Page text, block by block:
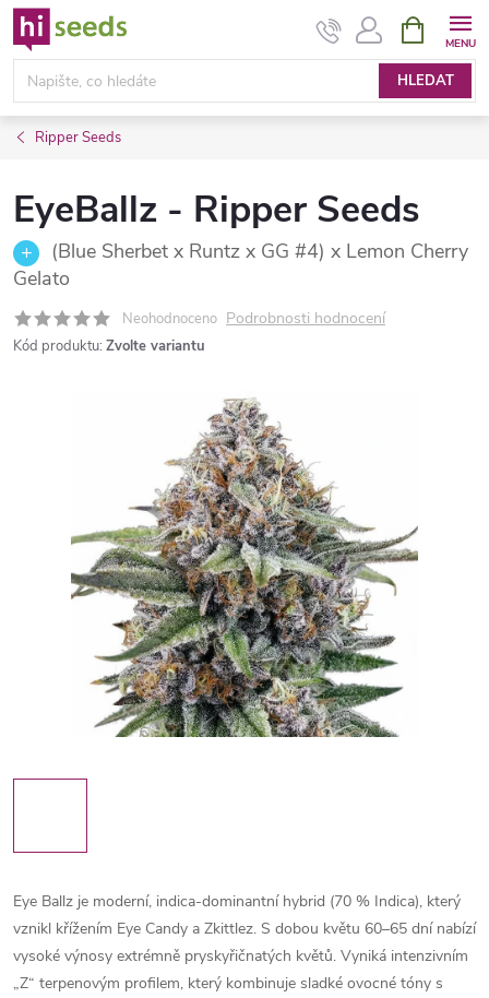
Přejít
na
obsah
HLEDAT
NÁKUPNÍ
KOŠÍK
Ripper Seeds
EyeBallz - Ripper Seeds
(Blue Sherbet x Runtz x GG #4) x Lemon Cherry
Gelato
Neohodnoceno Podrobnosti hodnocení
Kód produktu: Zvolte variantu
Eye Ballz je moderní, indica-dominantní hybrid (70 % Indica), který
vznikl křížením Eye Candy a Zkittlez. S dobou květu 60–65 dní nabízí
vysoké výnosy extrémně pryskyřičnatých květů. Vyniká intenzivním
„Z“ terpenovým profilem, který kombinuje sladké ovocné tóny s